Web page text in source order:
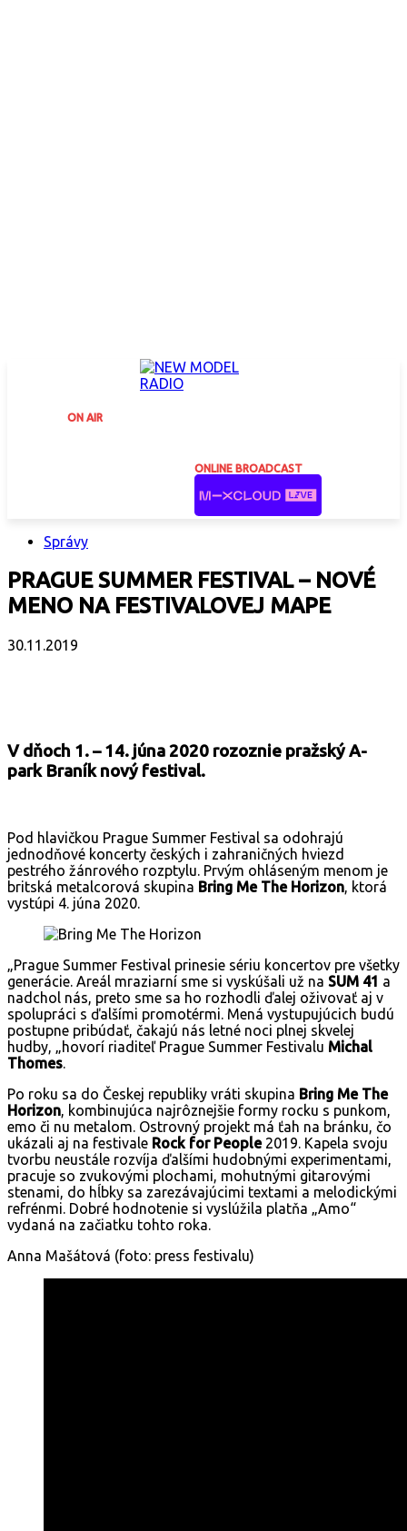
ON AIR
ONLINE BROADCAST
Správy
PRAGUE SUMMER FESTIVAL – NOVÉ
MENO NA FESTIVALOVEJ MAPE
30.11.2019
V dňoch 1. – 14. júna 2020 rozoznie pražský A-
park Braník nový festival.
Pod hlavičkou Prague Summer Festival sa odohrajú
jednodňové koncerty českých i zahraničných hviezd
pestrého žánrového rozptylu. Prvým ohláseným menom je
britská metalcorová skupina Bring Me The Horizon, ktorá
vystúpi 4. júna 2020.
„Prague Summer Festival prinesie sériu koncertov pre všetky
generácie. Areál mraziarní sme si vyskúšali už na SUM 41 a
nadchol nás, preto sme sa ho rozhodli ďalej oživovať aj v
spolupráci s ďalšími promotérmi. Mená vystupujúcich budú
postupne pribúdať, čakajú nás letné noci plnej skvelej
hudby, „hovorí riaditeľ Prague Summer Festivalu Michal
Thomes.
Po roku sa do Českej republiky vráti skupina Bring Me The
Horizon, kombinujúca najrôznejšie formy rocku s punkom,
emo či nu metalom. Ostrovný projekt má ťah na bránku, čo
ukázali aj na festivale Rock for People2019. Kapela svoju
tvorbu neustále rozvíja ďalšími hudobnými experimentami,
pracuje so zvukovými plochami, mohutnými gitarovými
stenami, do hĺbky sa zarezávajúcimi textami a melodickými
refrénmi. Dobré hodnotenie si vyslúžila platňa „Amo“
vydaná na začiatku tohto roka.
Anna Mašátová (foto: press festivalu)